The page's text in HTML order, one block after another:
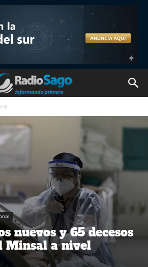
nuevos y 65 decesos
Minsal a nivel